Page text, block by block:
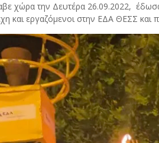
χώρα την Δευτέρα 26.09.2022,
και εργαζόμενοι στην ΕΔΑ ΘΕΣΣ και